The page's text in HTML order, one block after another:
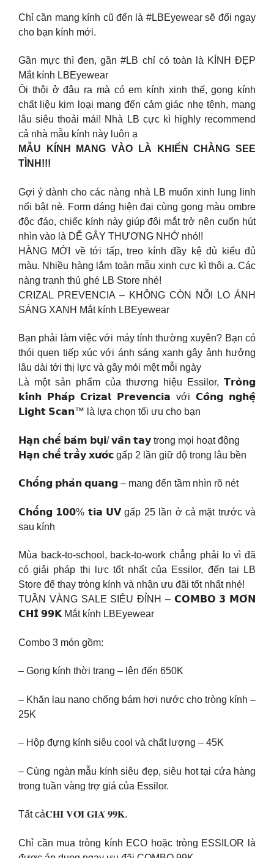
Chỉ cần mang kính cũ đến là #LBEyewear sẽ đổi ngay
cho bạn kính mới.
Gần mực thì đen, gần #LB chỉ có toàn là KÍNH ĐẸP
Mắt kính LBEyewear
Ôi thôi ở đâu ra mà có em kính xinh thế, gọng kính
chất liệu kim loại mang đến cảm giác nhẹ tênh, mang
lâu siêu thoải mái! Nhà LB cực kì highly recommend
cả nhà mẫu kính này luôn ạ
MẪU KÍNH MANG VÀO LÀ KHIẾN CHÀNG SEE
TÌNH!!!
Gợi ý dành cho các nàng nhà LB muốn xinh lung linh
nổi bật nè. Form dáng hiện đại cùng gọng màu ombre
độc đáo, chiếc kính này giúp đôi mắt trở nên cuốn hút
nhìn vào là DỄ GÂY THƯƠNG NHỚ nhó!!
HÀNG MỚI về tới tấp, treo kính đầy kệ đủ kiểu đủ
màu. Nhiều hàng lắm toàn mẫu xinh cực kì thôi ạ. Các
nàng tranh thủ ghé LB Store nhé!
CRIZAL PREVENCIA – KHÔNG CÒN NỖI LO ÁNH
SÁNG XANH Mắt kính LBEyewear
Bạn phải làm việc với máy tính thường xuyên? Bạn có
thói quen tiếp xúc với ánh sáng xanh gây ảnh hưởng
lâu dài tới thị lực và gây mỏi mệt mỗi ngày
Là một sản phẩm của thương hiệu Essilor, 𝗧𝗿𝗼̀𝗻𝗴
𝗸𝗶́𝗻𝗵 𝗣𝗵𝗮́𝗽 𝗖𝗿𝗶𝘇𝗮𝗹 𝗣𝗿𝗲𝘃𝗲𝗻𝗰𝗶𝗮 với 𝗖𝗼̂𝗻𝗴 𝗻𝗴𝗵𝗲̣̂
𝗟𝗶𝗴𝗵𝘁 𝗦𝗰𝗮𝗻™ là lựa chọn tối ưu cho bạn
𝗛𝗮̣𝗻 𝗰𝗵𝗲̂́ 𝗯𝗮́𝗺 𝗯𝘂̣𝗶/ 𝘃𝗮̂𝗻 𝘁𝗮𝘆 trong mọi hoạt động
𝗛𝗮̣𝗻 𝗰𝗵𝗲̂́ 𝘁𝗿𝗮̂̀𝘆 𝘅𝘂̛𝗼̛́𝗰 gấp 2 lần giữ độ trong lâu bền
𝗖𝗵𝗼̂́𝗻𝗴 𝗽𝗵𝗮̉𝗻 𝗾𝘂𝗮𝗻𝗴 – mang đến tầm nhìn rõ nét
𝗖𝗵𝗼̂́𝗻𝗴 𝟭𝟬𝟬% 𝘁𝗶𝗮 𝗨𝗩 gấp 25 lần ở cả mặt trước và
sau kính
Mùa back-to-school, back-to-work chẳng phải lo vì đã
có giải pháp thị lực tốt nhất của Essilor, đến tại LB
Store để thay tròng kính và nhận ưu đãi tốt nhất nhé!
TUẦN VÀNG SALE SIÊU ĐỈNH – 𝗖𝗢𝗠𝗕𝗢 𝟯 𝗠𝗢́𝗡
𝗖𝗛𝗜̉ 𝟵𝟵𝗞 Mắt kính LBEyewear
Combo 3 món gồm:
– Gọng kính thời trang – lên đến 650K
– Khăn lau nano chống bám hơi nước cho tròng kính –
25K
– Hộp đựng kính siêu cool và chất lượng – 45K
– Cùng ngàn mẫu kính siêu đẹp, siêu hot tại cửa hàng
trong tuần vàng trợ giá của Essilor.
Tất cả𝐂𝐇𝐈̉ 𝐕𝐎̛́𝐈 𝐆𝐈𝐀́ 𝟗𝟗𝐊.
Chỉ cần mua tròng kính ECO hoặc tròng ESSILOR là